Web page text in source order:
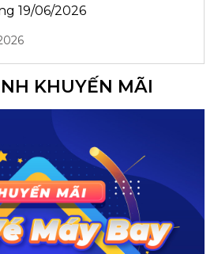
19/06/2026
KHUYẾN MÃI